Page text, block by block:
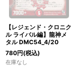
【レジェンド・クロニク
ル ライバル編】龍神メ
タル DMC54_4/20
780円(税込)
在庫なし